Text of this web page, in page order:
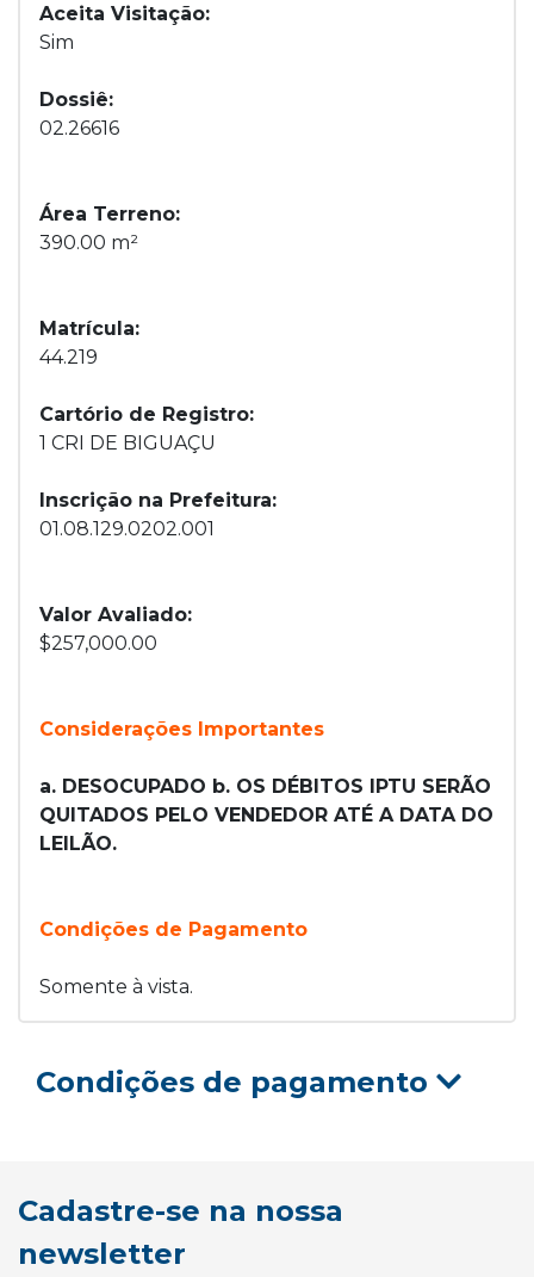
Aceita Visitação:
Sim
Dossiê:
02.26616
Área Terreno:
390.00 m²
Matrícula:
44.219
Cartório de Registro:
1 CRI DE BIGUAÇU
Inscrição na Prefeitura:
01.08.129.0202.001
Valor Avaliado:
$257,000.00
Considerações Importantes
a. DESOCUPADO b. OS DÉBITOS IPTU SERÃO
QUITADOS PELO VENDEDOR ATÉ A DATA DO
LEILÃO.
Condições de Pagamento
Somente à vista.
Condições de pagamento
Cadastre-se na nossa
newsletter